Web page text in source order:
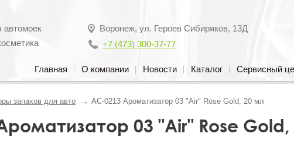
автомоек
Воронеж, ул. Героев Сибиряков, 13Д
+7 (473) 300-37-77
Главная О компании Новости Каталог Сервисный
запахов для авто AC-0213 Ароматизатор 03 "Air" Rose Gold, 20 мл
03 "Air" Rose